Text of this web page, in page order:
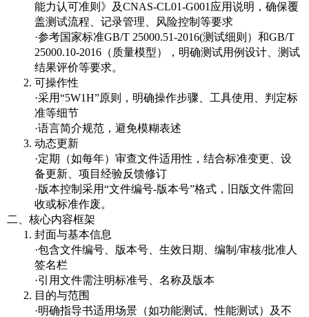
能力认可准则》及CNAS-CL01-G001应用说明，确保覆
盖测试流程、记录管理、风险控制等要求
·参考国家标准GB/T 25000.51-2016(测试细则）和GB/T
25000.10-2016（质量模型），明确测试用例设计、测试
结果评价等要求。
可操作性
·采用“5W1H”原则，明确操作步骤、工具使用、判定标
准等细节
·语言简介规范，避免模糊表述
动态更新
·定期（如每年）审查文件适用性，结合标准变更、设
备更新、项目经验反馈修订
·版本控制采用“文件编号-版本号”格式，旧版文件需回
收或标准作废。
二、核心内容框架
封面与基本信息
·包含文件编号、版本号、生效日期、编制/审核/批准人
签名栏
·引用文件需注明标准号、名称及版本
目的与范围
·明确指导书适用场景（如功能测试、性能测试）及不